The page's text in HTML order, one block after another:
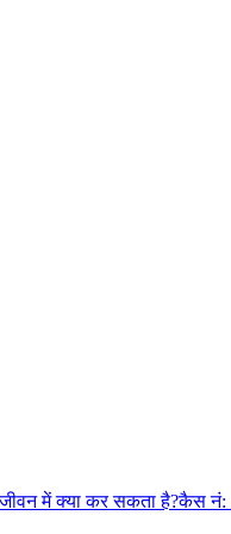
जीवन में क्या कर सकता है?कैस